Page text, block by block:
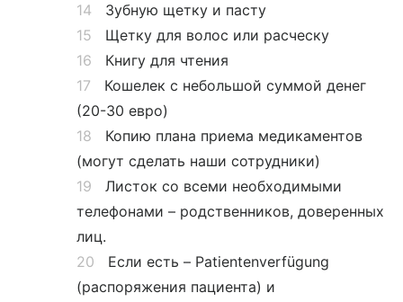
Зубную щетку и пасту
Щетку для волос или расческу
Книгу для чтения
Кошелек с небольшой суммой денег
(20-30 евро)
Копию плана приема медикаментов
(могут сделать наши сотрудники)
Листок со всеми необходимыми
телефонами – родственников, доверенных
лиц.
Если есть – Patientenverfügung
(распоряжения пациента) и